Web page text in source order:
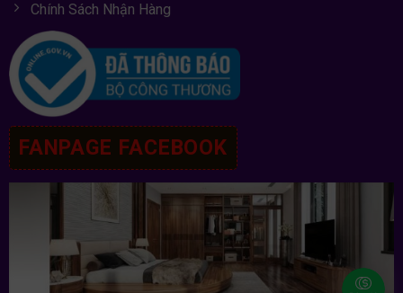
Chính Sách Nhận Hàng
FANPAGE FACEBOOK